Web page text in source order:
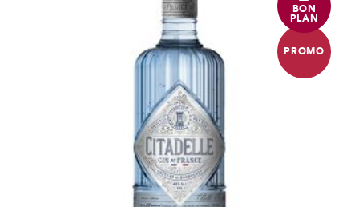
BON
PLAN
PROMO